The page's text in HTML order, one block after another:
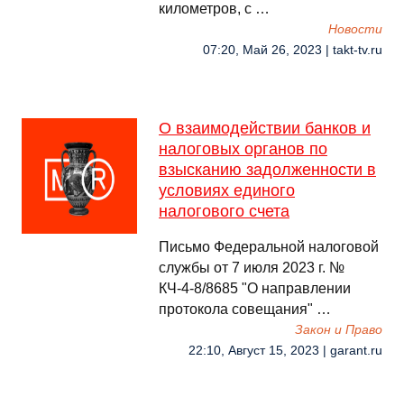
километров, с …
Новости
07:20, Май 26, 2023 | takt-tv.ru
О взаимодействии банков и
налоговых органов по
взысканию задолженности в
условиях единого
налогового счета
Письмо Федеральной налоговой
службы от 7 июля 2023 г. №
КЧ-4-8/8685 "О направлении
протокола совещания" …
Закон и Право
22:10, Август 15, 2023 | garant.ru